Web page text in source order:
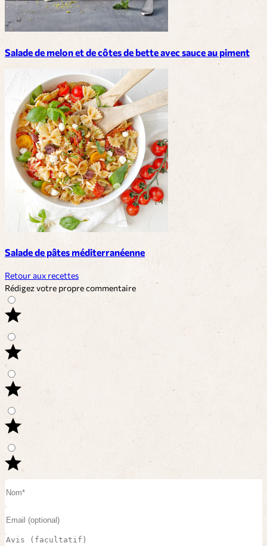
Salade de melon et de côtes de bette avec sauce au piment
Salade de pâtes méditerranéenne
Retour aux recettes
Rédigez votre propre commentaire